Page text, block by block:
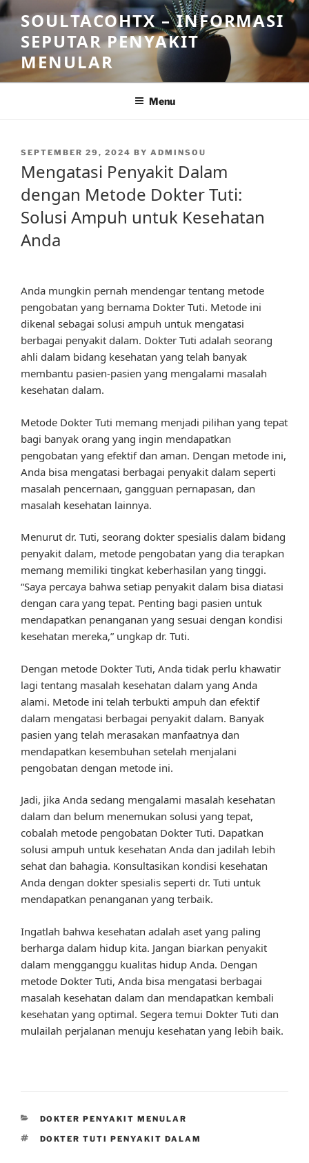
Skip
to
content
SOULTACOHTX – INFORMASI
SEPUTAR PENYAKIT
MENULAR
Menu
POSTED
SEPTEMBER 29, 2024 BY ADMINSOU
Mengatasi Penyakit Dalam
dengan Metode Dokter Tuti:
Solusi Ampuh untuk Kesehatan
Anda
Anda mungkin pernah mendengar tentang metode
pengobatan yang bernama Dokter Tuti. Metode ini
dikenal sebagai solusi ampuh untuk mengatasi
berbagai penyakit dalam. Dokter Tuti adalah seorang
ahli dalam bidang kesehatan yang telah banyak
membantu pasien-pasien yang mengalami masalah
kesehatan dalam.
Metode Dokter Tuti memang menjadi pilihan yang tepat
bagi banyak orang yang ingin mendapatkan
pengobatan yang efektif dan aman. Dengan metode ini,
Anda bisa mengatasi berbagai penyakit dalam seperti
masalah pencernaan, gangguan pernapasan, dan
masalah kesehatan lainnya.
Menurut dr. Tuti, seorang dokter spesialis dalam bidang
penyakit dalam, metode pengobatan yang dia terapkan
memang memiliki tingkat keberhasilan yang tinggi.
“Saya percaya bahwa setiap penyakit dalam bisa diatasi
dengan cara yang tepat. Penting bagi pasien untuk
mendapatkan penanganan yang sesuai dengan kondisi
kesehatan mereka,” ungkap dr. Tuti.
Dengan metode Dokter Tuti, Anda tidak perlu khawatir
lagi tentang masalah kesehatan dalam yang Anda
alami. Metode ini telah terbukti ampuh dan efektif
dalam mengatasi berbagai penyakit dalam. Banyak
pasien yang telah merasakan manfaatnya dan
mendapatkan kesembuhan setelah menjalani
pengobatan dengan metode ini.
Jadi, jika Anda sedang mengalami masalah kesehatan
dalam dan belum menemukan solusi yang tepat,
cobalah metode pengobatan Dokter Tuti. Dapatkan
solusi ampuh untuk kesehatan Anda dan jadilah lebih
sehat dan bahagia. Konsultasikan kondisi kesehatan
Anda dengan dokter spesialis seperti dr. Tuti untuk
mendapatkan penanganan yang terbaik.
Ingatlah bahwa kesehatan adalah aset yang paling
berharga dalam hidup kita. Jangan biarkan penyakit
dalam mengganggu kualitas hidup Anda. Dengan
metode Dokter Tuti, Anda bisa mengatasi berbagai
masalah kesehatan dalam dan mendapatkan kembali
kesehatan yang optimal. Segera temui Dokter Tuti dan
mulailah perjalanan menuju kesehatan yang lebih baik.
CATEGORIES
DOKTER PENYAKIT MENULAR
TAGS
DOKTER TUTI PENYAKIT DALAM